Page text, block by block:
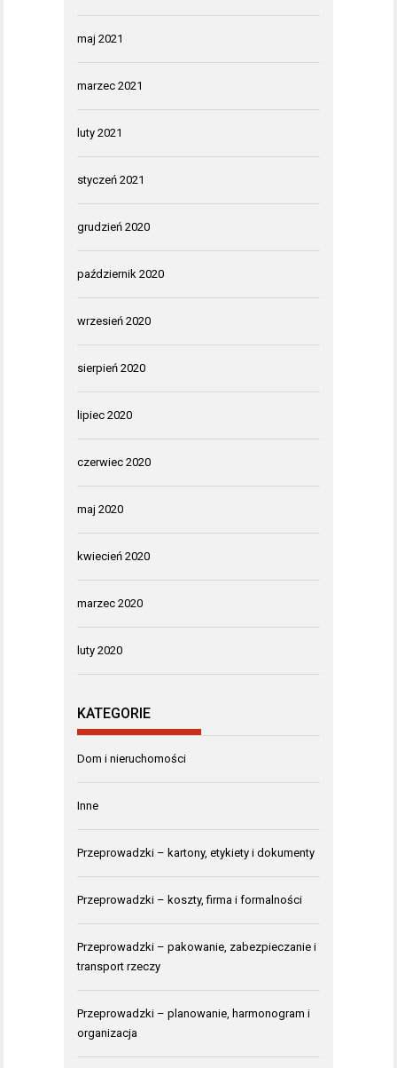
maj 2021
marzec 2021
luty 2021
styczeń 2021
grudzień 2020
październik 2020
wrzesień 2020
sierpień 2020
lipiec 2020
czerwiec 2020
maj 2020
kwiecień 2020
marzec 2020
luty 2020
KATEGORIE
Dom i nieruchomości
Inne
Przeprowadzki – kartony, etykiety i dokumenty
Przeprowadzki – koszty, firma i formalności
Przeprowadzki – pakowanie, zabezpieczanie i
transport rzeczy
Przeprowadzki – planowanie, harmonogram i
organizacja